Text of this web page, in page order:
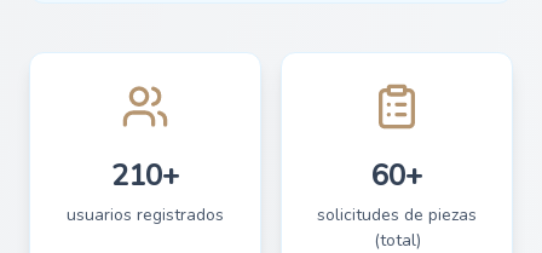
210+
usuarios registrados
60+
solicitudes de piezas
(total)